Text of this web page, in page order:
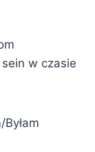
w czasie